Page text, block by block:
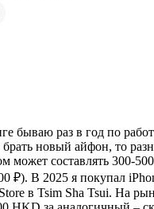
бываю раз в год по
новый айфон, то
может составлять 300-
₽). В 2025 я покупал
в Tsim Sha Tsui. На